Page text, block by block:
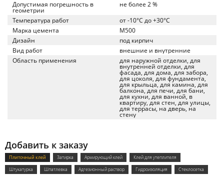
Допустимая погрешность в
геометрии
не более 2 %
Температура работ
от -10°C до +30°C
Марка цемента
M500
Дизайн
под кирпич
Вид работ
внешние и внутренние
Область применения
для наружной отделки, для
внутренней отделки, для
фасада, для дома, для забора,
для цоколя, для фундамента,
для крыльца, для камина, для
балкона, для печи, для бани,
для кухни, для ванной, в
квартиру, для стен, для улицы,
для террасы, на дверь, на
стену
Добавить к заказу
Плиточный клей Затирка Армирующий клей
Клей для утеплителя
Штукатурка
Шпатлевка Адгезионный раствор Гидроизоляция
Стеклосетка